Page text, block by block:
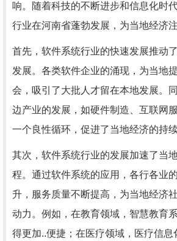
响。随着科技的不断进步和信息化时
行业在河南省蓬勃发展，为当地经济
首先，软件系统行业的快速发展推动
发展。各类软件企业的涌现，为当地
会，吸引了大批人才留在本地发展。
边产业的发展，如硬件制造、互联网
一个良性循环，促进了当地经济的持续
其次，软件系统行业的发展加速了当
程。通过软件系统的应用，各行各业
升，服务质量不断提高，为当地经济
动力。例如，在教育领域，智慧教育
得更加..便捷；在医疗领域，医疗信息